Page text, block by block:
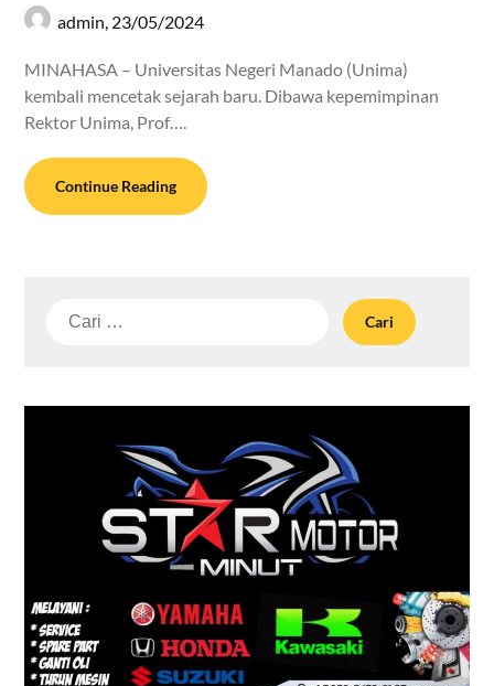
admin, 23/05/2024
MINAHASA – Universitas Negeri Manado (Unima)
kembali mencetak sejarah baru. Dibawa kepemimpinan
Rektor Unima, Prof….
Continue Reading
Cari